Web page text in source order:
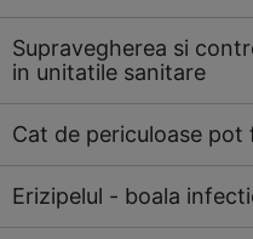
Supravegherea si
in unitatile sanitare
Cat de periculoase
Erizipelul - boala